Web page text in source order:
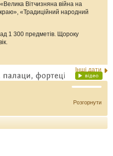
Вітчизняна війна на
«Традиційний народний
1 300 предметів. Щороку
Інші дати
Розгорнути